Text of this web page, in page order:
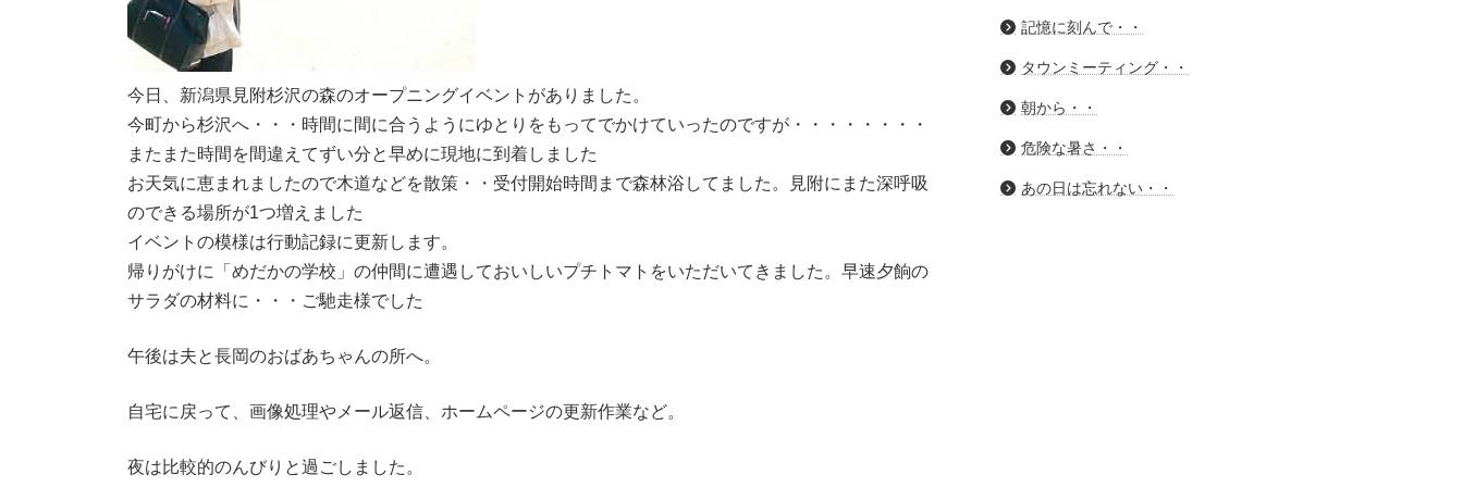
今日、新潟県見附杉沢の森のオープニングイベントがありました。
今町から杉沢へ・・・時間に間に合うようにゆとりをもってでかけていったのですが・・・・・・・・
またまた時間を間違えてずい分と早めに現地に到着しました
お天気に恵まれましたので木道などを散策・・受付開始時間まで森林浴してました。見附にまた深呼吸
のできる場所が1つ増えました
イベントの模様は行動記録に更新します。
帰りがけに「めだかの学校」の仲間に遭遇しておいしいプチトマトをいただいてきました。早速夕餉の
サラダの材料に・・・ご馳走様でした
午後は夫と長岡のおばあちゃんの所へ。
自宅に戻って、画像処理やメール返信、ホームページの更新作業など。
夜は比較的のんびりと過ごしました。
記憶に刻んで・・
タウンミーティング・・
朝から・・
危険な暑さ・・
あの日は忘れない・・